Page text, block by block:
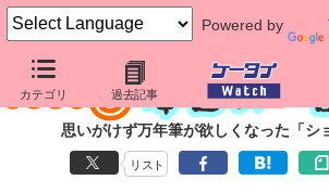
Powered by
カテゴリ 過去記事
思いがけず万年筆が欲しくなった「シ
リスト